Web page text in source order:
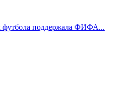
футбола поддержала ФИФА...